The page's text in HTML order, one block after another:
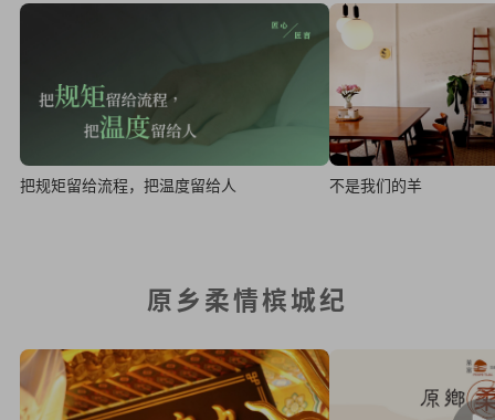
把规矩留给流程，把温度留给人 不是我们的羊
原乡柔情槟城纪